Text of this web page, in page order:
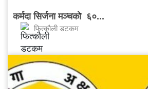
कर्मदा सिर्जना मञ्चकाे ६०...
फित्काैली डटकम